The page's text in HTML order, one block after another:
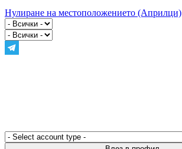
Нулиране на местоположението (Априлци)